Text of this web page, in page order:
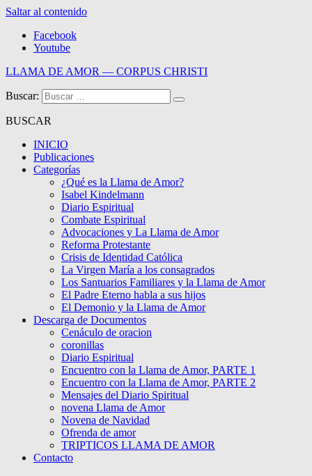
Saltar al contenido
Facebook
Youtube
LLAMA DE AMOR — CORPUS CHRISTI
Blog de la Llama de Amor
Buscar:
BUSCAR
INICIO
Publicaciones
Categorías
¿Qué es la Llama de Amor?
Isabel Kindelmann
Diario Espiritual
Combate Espiritual
Advocaciones y La Llama de Amor
Reforma Protestante
Crisis de Identidad Católica
La Virgen María a los consagrados
Los Santuarios Familiares y la Llama de Amor
El Padre Eterno habla a sus hijos
El Demonio y la Llama de Amor
Descarga de Documentos
Cenáculo de oracion
coronillas
Diario Espiritual
Encuentro con la Llama de Amor, PARTE 1
Encuentro con la Llama de Amor, PARTE 2
Mensajes del Diario Spiritual
novena Llama de Amor
Novena de Navidad
Ofrenda de amor
TRIPTICOS LLAMA DE AMOR
Contacto